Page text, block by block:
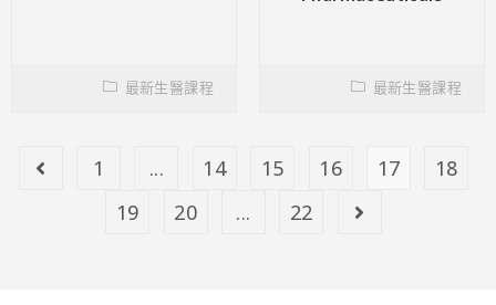
最新生醫課程 最新生醫課程
1 ... 14 15 16 17
18
19
20 ... 22